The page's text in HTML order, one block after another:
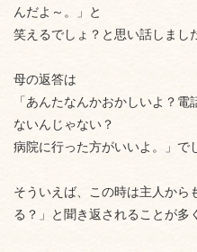
んだよ～。」と
笑えるでしょ？と思い話しまし
母の返答は
「あんたなんかおかしいよ？
ないんじゃない？
病院に行った方がいいよ。」で
そういえば、この時は主人から
る？」と聞き返されることが多